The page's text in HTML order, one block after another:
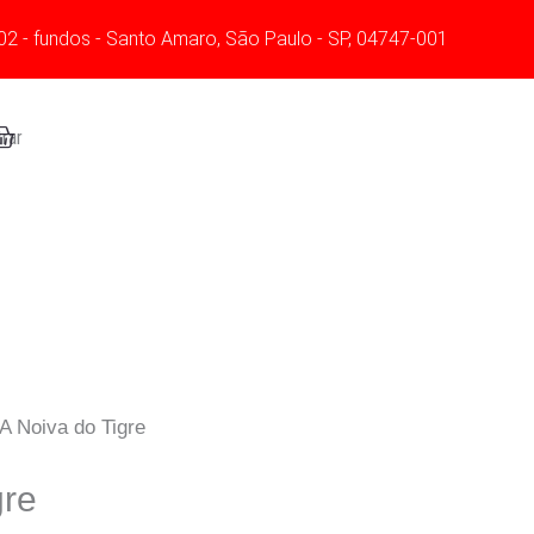
- fundos - Santo Amaro, São Paulo - SP, 04747-001
Noiva do Tigre